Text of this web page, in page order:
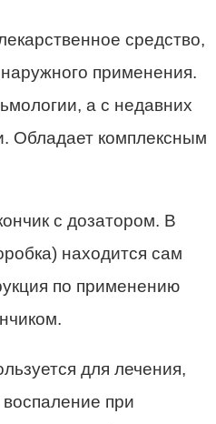
средство,
применения.
а с недавних
Обладает комплексным
с дозатором. В
находится сам
по применению
для лечения,
при